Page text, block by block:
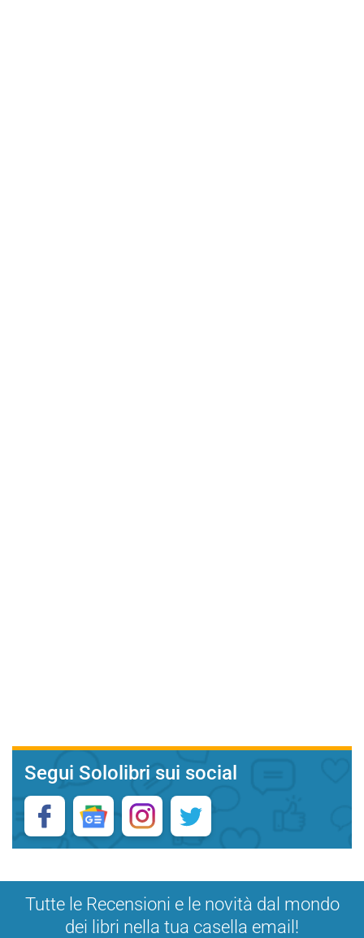
Segui Sololibri sui social
Tutte le Recensioni e le novità dal mondo
dei libri nella tua casella email!